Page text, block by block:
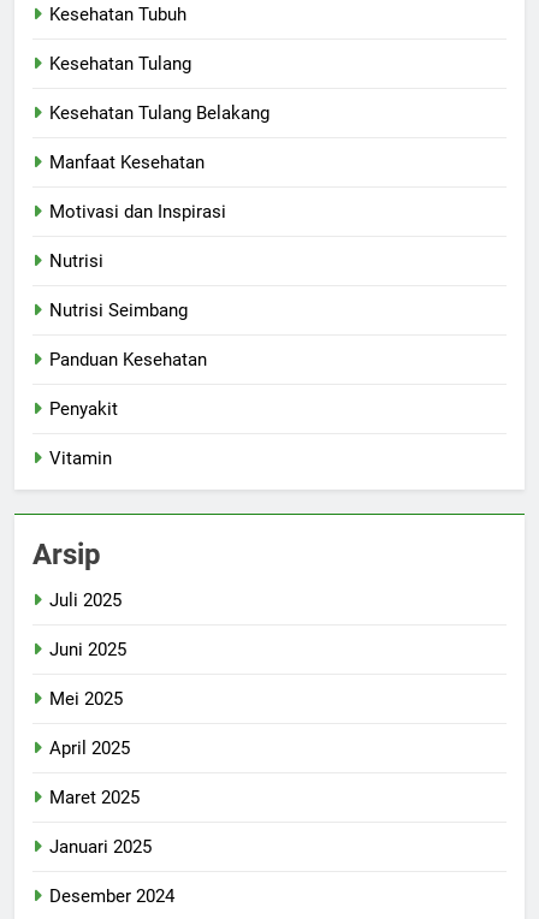
Kesehatan Tubuh
Kesehatan Tulang
Kesehatan Tulang Belakang
Manfaat Kesehatan
Motivasi dan Inspirasi
Nutrisi
Nutrisi Seimbang
Panduan Kesehatan
Penyakit
Vitamin
Arsip
Juli 2025
Juni 2025
Mei 2025
April 2025
Maret 2025
Januari 2025
Desember 2024